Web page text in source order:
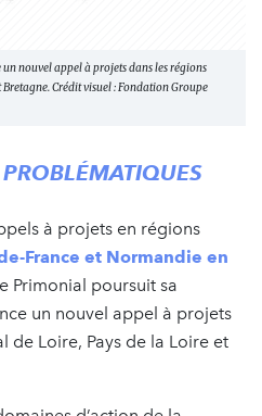
nouvel appel à projets dans les régions
Crédit visuel : Fondation Groupe
à projets en régions
France et Normandie en
Primonial poursuit sa
un nouvel appel à projets
de Loire, Pays de la Loire et